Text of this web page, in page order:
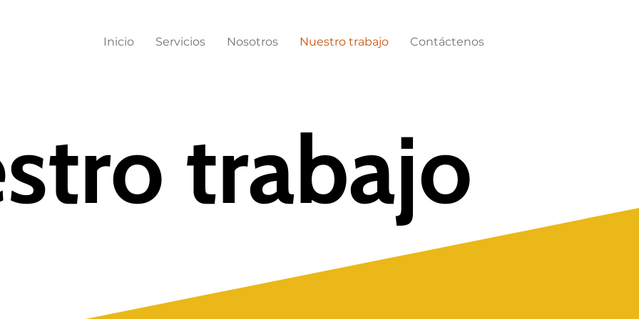
Inicio Servicios Nosotros Nuestro trabajo Contáctenos
trabajo